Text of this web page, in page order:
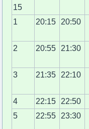
15
1
20:15 20:50
2 20:55 21:30
3 21:35 22:10
4 22:15 22:50
5
22:55 23:30